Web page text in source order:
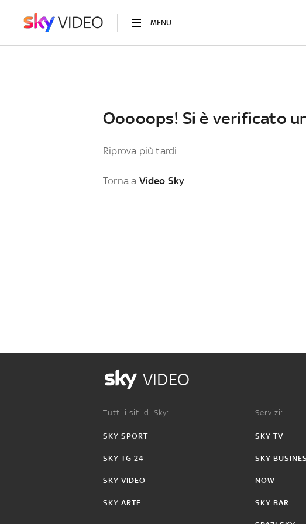
MENU
Ooooops! Si è verificato
Riprova più tardi
Torna a Video Sky
VIDEO
Tutti i siti di Sky:
SKY SPORT
SKY TG 24
SKY VIDEO
SKY ARTE
Servizi:
SKY TV
SKY
NOW
SKY BAR